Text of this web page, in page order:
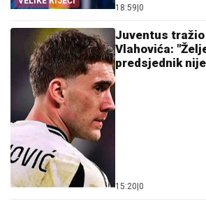
18:59 0
Juventus
Vlahovića:
predsjednik
15:20 0